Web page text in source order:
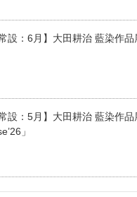
常設：6月】大田耕治 藍染作品
常設：5月】大田耕治 藍染作
」